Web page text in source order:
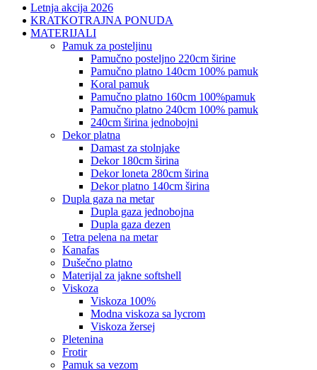
Letnja akcija 2026
KRATKOTRAJNA PONUDA
MATERIJALI
pamuk za posteljinu
pamučno posteljno 220cm širine
pamučno platno 140cm 100% pamuk
koral pamuk
pamučno platno 160cm 100%pamuk
pamučno platno 240cm 100% pamuk
240cm širina jednobojni
dekor platna
damast za stolnjake
dekor 180cm širina
dekor loneta 280cm širina
dekor platno 140cm širina
dupla gaza na metar
dupla gaza jednobojna
dupla gaza dezen
tetra pelena na metar
kanafas
dušečno platno
materijal za jakne softshell
viskoza
viskoza 100%
modna viskoza sa lycrom
viskoza žersej
pletenina
frotir
pamuk sa vezom